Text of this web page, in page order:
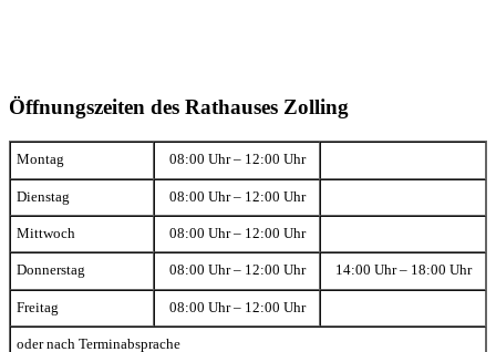
Öffnungszeiten des Rathauses Zolling
Montag 08:00 Uhr – 12:00 Uhr
Dienstag 08:00 Uhr – 12:00 Uhr
Mittwoch 08:00 Uhr – 12:00 Uhr
Donnerstag 08:00 Uhr – 12:00 Uhr 14:00 Uhr – 18:00 Uhr
Freitag 08:00 Uhr – 12:00 Uhr
oder nach Terminabsprache